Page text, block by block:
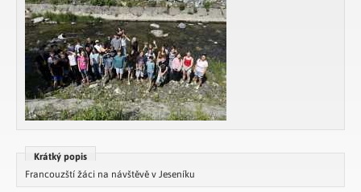
Krátký popis
Francouzští žáci na návštěvě v Jeseníku